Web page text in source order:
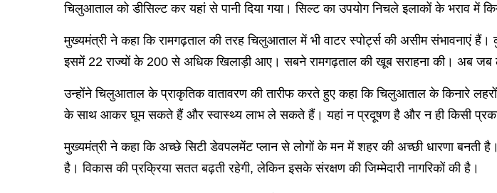
चिलुआताल को डीसिल्ट कर यहां से पानी दिया गया। सिल्ट का उपयोग निचले इलाकों के भराव में
मुख्यमंत्री ने कहा कि रामगढ़ताल की तरह चिलुआताल में भी वाटर स्पोर्ट्स की असीम
इसमें 22 राज्यों के 200 से अधिक खिलाड़ी आए। सबने रामगढ़ताल की खूब सराहना की। अब
उन्होंने चिलुआताल के प्राकृतिक वातावरण की तारीफ करते हुए कहा कि चिलुआताल के किनारे
के साथ आकर घूम सकते हैं और स्वास्थ्य लाभ ले सकते हैं। यहां न प्रदूषण है और न ही किसी
मुख्यमंत्री ने कहा कि अच्छे सिटी डेवपलमेंट प्लान से लोगों के मन में शहर की अच्छी धारणा बनती
है। विकास की प्रक्रिया सतत बढ़ती रहेगी, लेकिन इसके संरक्षण की जिम्मेदारी नागरिकों की है।